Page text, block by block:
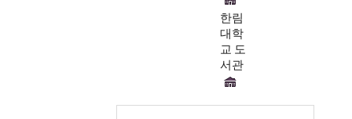
한림
대학
교 도
서관